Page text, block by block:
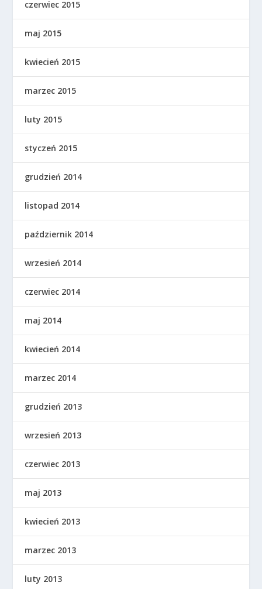
czerwiec 2015
maj 2015
kwiecień 2015
marzec 2015
luty 2015
styczeń 2015
grudzień 2014
listopad 2014
październik 2014
wrzesień 2014
czerwiec 2014
maj 2014
kwiecień 2014
marzec 2014
grudzień 2013
wrzesień 2013
czerwiec 2013
maj 2013
kwiecień 2013
marzec 2013
luty 2013